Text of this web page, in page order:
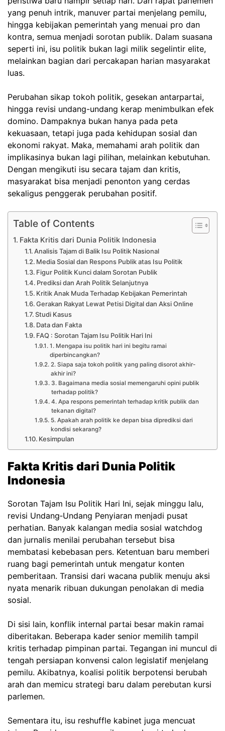
yang penuh intrik, manuver partai menjelang pemilu,
hingga kebijakan pemerintah yang menuai pro dan
kontra, semua menjadi sorotan publik. Dalam suasana
seperti ini, isu politik bukan lagi milik segelintir elite,
melainkan bagian dari percakapan harian masyarakat
luas.
Perubahan sikap tokoh politik, gesekan antarpartai,
hingga revisi undang-undang kerap menimbulkan efek
domino. Dampaknya bukan hanya pada peta
kekuasaan, tetapi juga pada kehidupan sosial dan
ekonomi rakyat. Maka, memahami arah politik dan
implikasinya bukan lagi pilihan, melainkan kebutuhan.
Dengan mengikuti isu secara tajam dan kritis,
masyarakat bisa menjadi penonton yang cerdas
sekaligus penggerak perubahan positif.
Table of Contents
Fakta Kritis dari Dunia Politik Indonesia
Analisis Tajam di Balik Isu Politik Nasional
Media Sosial dan Respons Publik atas Isu Politik
Figur Politik Kunci dalam Sorotan Publik
Prediksi dan Arah Politik Selanjutnya
Kritik Anak Muda Terhadap Kebijakan Pemerintah
Gerakan Rakyat Lewat Petisi Digital dan Aksi Online
Studi Kasus
Data dan Fakta
FAQ : Sorotan Tajam Isu Politik Hari Ini
1. Mengapa isu politik hari ini begitu ramai
diperbincangkan?
2. Siapa saja tokoh politik yang paling disorot akhir-
akhir ini?
3. Bagaimana media sosial memengaruhi opini publik
terhadap politik?
4. Apa respons pemerintah terhadap kritik publik dan
tekanan digital?
5. Apakah arah politik ke depan bisa diprediksi dari
kondisi sekarang?
Kesimpulan
Fakta Kritis dari Dunia Politik
Indonesia
Sorotan Tajam Isu Politik Hari Ini, sejak minggu lalu,
revisi Undang‑Undang Penyiaran menjadi pusat
perhatian. Banyak kalangan media sosial watchdog
dan jurnalis menilai perubahan tersebut bisa
membatasi kebebasan pers. Ketentuan baru memberi
ruang bagi pemerintah untuk mengatur konten
pemberitaan. Transisi dari wacana publik menuju aksi
nyata menarik ribuan dukungan penolakan di media
sosial.
Di sisi lain, konflik internal partai besar makin ramai
diberitakan. Beberapa kader senior memilih tampil
kritis terhadap pimpinan partai. Tegangan ini muncul di
tengah persiapan konvensi calon legislatif menjelang
pemilu. Akibatnya, koalisi politik berpotensi berubah
arah dan memicu strategi baru dalam perebutan kursi
parlemen.
Sementara itu, isu reshuffle kabinet juga mencuat